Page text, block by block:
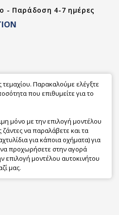
- Παράδοση 4-7 ημέρες
Παρακαλούμε ελέγξτε
που επιθυμείτε για το
μόνο με την επιλογή μοντέλου
ζάντες να παραλάβετε και τα
για κάποια οχήματα) για
να προχωρήσετε στην αγορά
επιλογή μοντέλου αυτοκινήτου
μας.